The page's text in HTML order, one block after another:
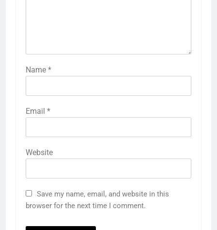
Name *
Email *
Website
Save my name, email, and website in this
browser for the next time I comment.